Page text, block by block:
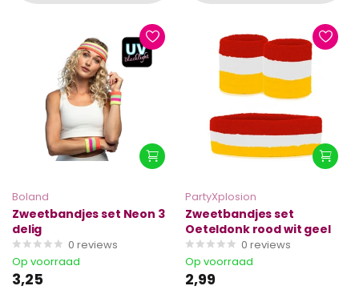
Boland
Zweetbandjes set Neon 3
delig
0 reviews
Op voorraad
3,25
PartyXplosion
Zweetbandjes set
Oeteldonk rood wit geel
0 reviews
Op voorraad
2,99